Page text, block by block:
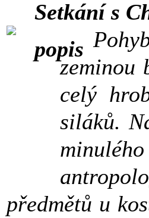
Setkání s
zeminou
celý
siláků.
předmětů u